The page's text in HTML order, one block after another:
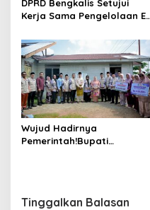
DPRD Bengkalis Setujui
Kerja Sama Pengelolaan E-
Sungai Selari.
Wujud Hadirnya
Pemerintah!Bupati
Tinggalkan Balasan